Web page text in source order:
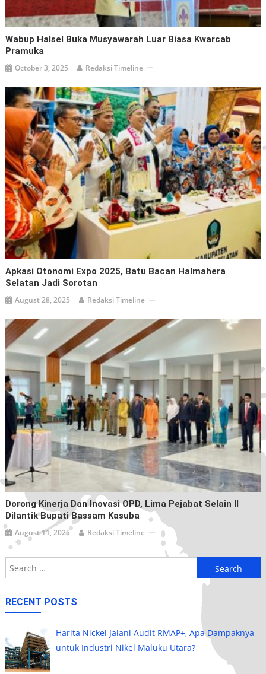
Wabup Halsel Buka Musyawarah Luar Biasa Kwarcab
Pramuka
October 3, 2025 Redaksi Timeline
Apkasi Otonomi Expo 2025, Batu Bacan Halmahera
Selatan Jadi Sorotan
August 28, 2025 Redaksi Timeline
Dorong Kinerja Dan Inovasi OPD, Lima Pejabat Selain II
Dilantik Bupati Bassam Kasuba
August 11, 2025 Redaksi Timeline
Search
for:
RECENT POSTS
Harita Nickel Jalani Audit RMAP+, Apa Dampaknya
untuk Industri Nikel Maluku Utara?